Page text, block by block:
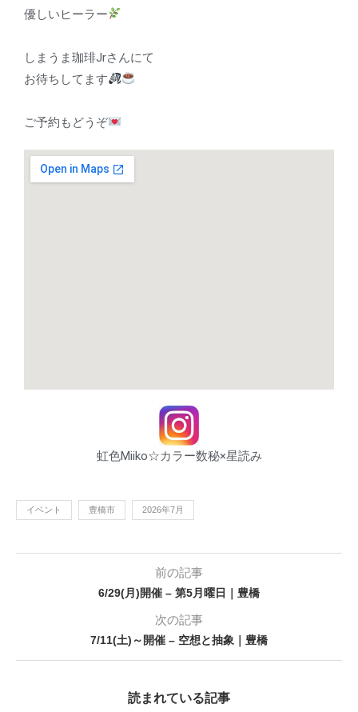
優しいヒーラー
しまうま珈琲Jrさんにて
お待ちしてます
ご予約もどうぞ
虹色Miiko☆カラー数秘×星読み
イベント 豊橋市 2026年7月
前の記事
6/29(月)開催 – 第5月曜日｜豊橋
次の記事
7/11(土)～開催 – 空想と抽象｜豊橋
読まれている記事